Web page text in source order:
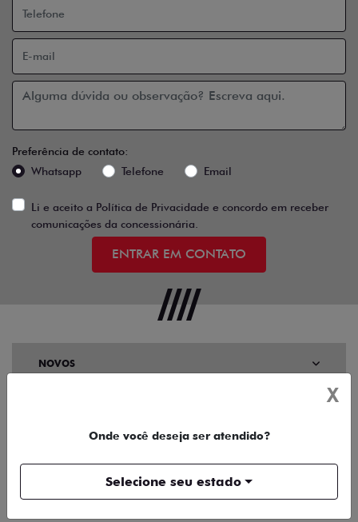
Preferência de contato:
Whatsapp
Telefone Email
Li e aceito a Política de Privacidade e concordo em receber
comunicações da concessionária.
ENTRAR EM CONTATO
NOVOS
TORO
X
Onde você deseja ser atendido?
Selecione seu estado